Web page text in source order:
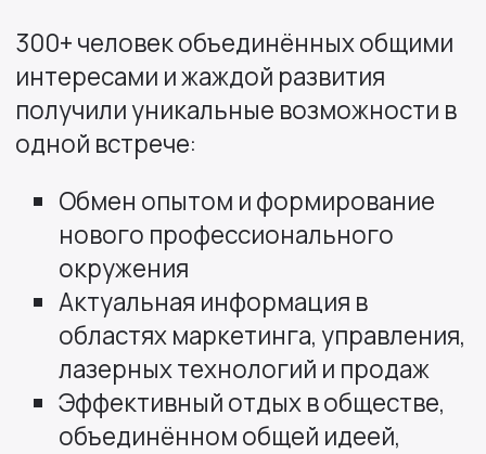
300+ человек объединённых общими
интересами и жаждой развития
получили уникальные возможности в
одной встрече:
️Обмен опытом и формирование
нового профессионального
окружения
Актуальная информация в
областях маркетинга, управления,
лазерных технологий и продаж
Эффективный отдых в обществе,
объединённом общей идеей,